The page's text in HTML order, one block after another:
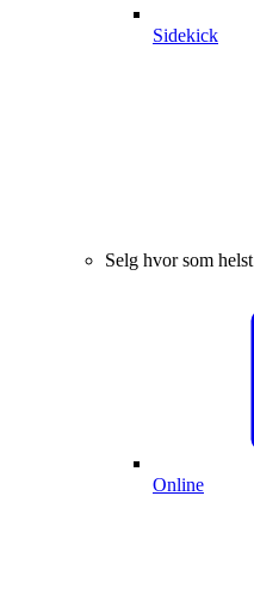
Sidekick
Selg hvor som helst
Online